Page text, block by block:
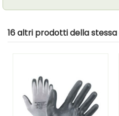
16 altri prodotti della